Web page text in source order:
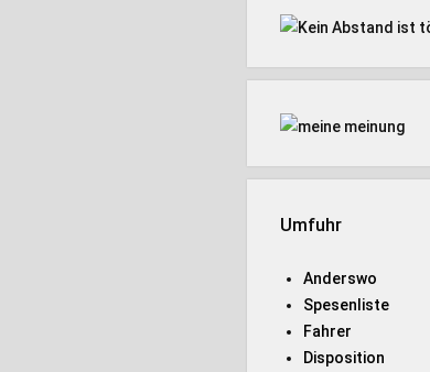
Umfuhr
Anderswo
Spesenliste
Fahrer
Disposition